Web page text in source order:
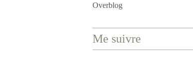
Overblog
Me suivre